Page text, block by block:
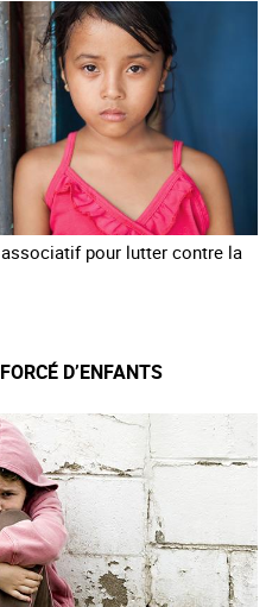
associatif pour lutter contre la
D’ENFANTS